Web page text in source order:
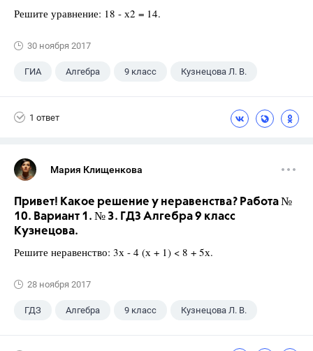
Решите уравнение: 18 - х2 = 14.
30 ноября 2017
ГИА Алгебра 9 класс Кузнецова Л. В.
1 ответ
Мария Клищенкова
Привет! Какое решение у неравенства? Работа №
10. Вариант 1. № 3. ГДЗ Алгебра 9 класс
Кузнецова.
Решите неравенство: 3х - 4 (х + 1) < 8 + 5х.
28 ноября 2017
ГДЗ Алгебра 9 класс Кузнецова Л. В.